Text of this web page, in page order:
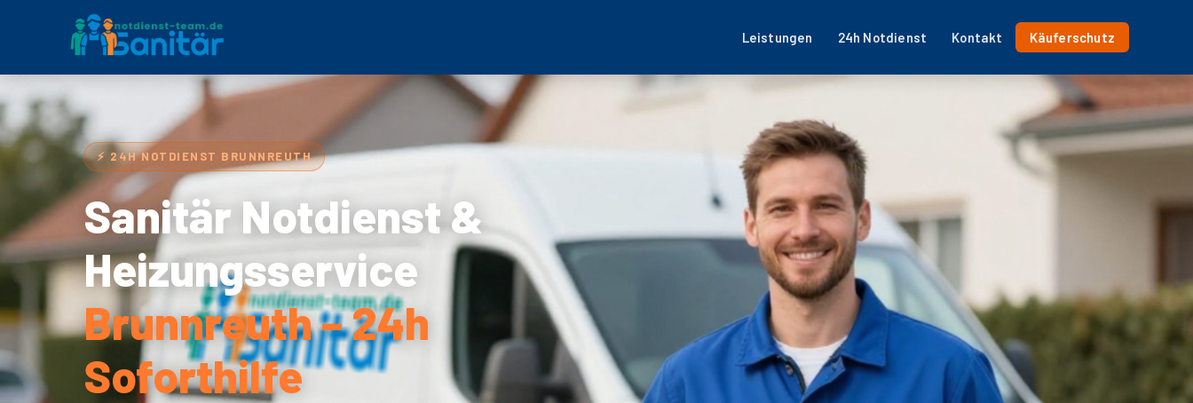
Leistungen 24h Notdienst Kontakt Käuferschutz
⚡ 24H NOTDIENST BRUNNREUTH
Sanitär Notdienst &
Heizungsservice
Brunnreuth – 24h
Soforthilfe